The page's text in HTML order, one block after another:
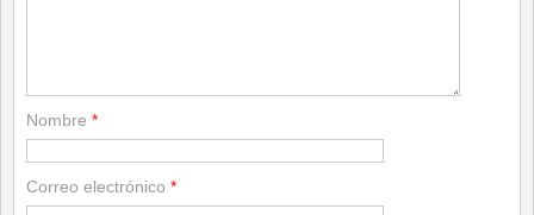
Nombre *
Correo electrónico *